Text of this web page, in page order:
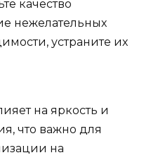
качество
нежелательных
устраните их
на яркость и
что важно для
на